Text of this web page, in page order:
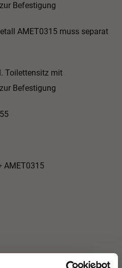
Befestigung
AMET0315 muss separat
Toilettensitz mit
Befestigung
AMET0315